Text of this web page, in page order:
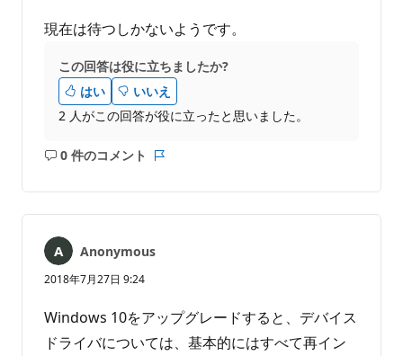
現在は待つしかないようです。
この回答は役に立ちましたか?
はい
いいえ
2 人がこの回答が役に立ったと思いました。
0 件のコメント
コ
ト
あ
り
せ
ん
ト
Anonymous
2018年7月27日 9:24
Windows 10をアップグレードすると、デバイス
ドライバについては、基本的にはすべて再イン